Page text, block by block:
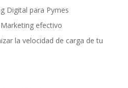
Digital para Pymes
efectivo
la velocidad de carga de tu